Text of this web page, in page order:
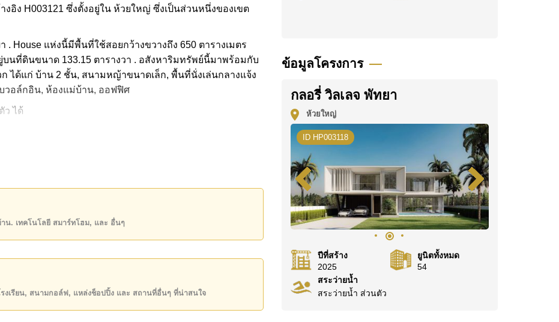
อิง H003121 ซึ่งตั้งอยู่ใน ห้วยใหญ่ ซึ่งเป็นส่วนหนึ่งของเขต
House แห่งนี้มีพื้นที่ใช้สอยกว้างขวางถึง 650 ตารางเมตร
นที่ดินขนาด 133.15 ตารางวา . อสังหาริมทรัพย์นี้มาพร้อมกับ
ได้แก่ บ้าน 2 ชั้น, สนามหญ้าขนาดเล็ก, พื้นที่นั่งเล่นกลางแจ้ง
วอล์กอิน, ห้องแม่บ้าน, ออฟฟิศ
ว ได้
กลาง ได้แก่ ฟิตเนส, คลับเฮ้าส์, รักษาความปลอดภัย 24
จุดชาร์จ EV
บาท
มสิทธิ์ ชื่อไทยโดยมี ค่าโอนคนละครึ่ง
ในฝันของคุณ!
หรือ อีเมล
น. เทคโนโลยี สมาร์ทโฮม, และ อื่นๆ
งเรียน, สนามกอล์ฟ, แหล่งช็อปปิ้ง และ สถานที่อื่นๆ ที่น่าสนใจ
ข้อมูลโครงการ
กลอรี่ วิลเลจ พัทยา
ห้วยใหญ่
ID HP003118
ปีที่สร้าง
2025
ยูนิตทั้งหมด
54
สระว่ายน้ำ
สระว่ายน้ำ ส่วนตัว